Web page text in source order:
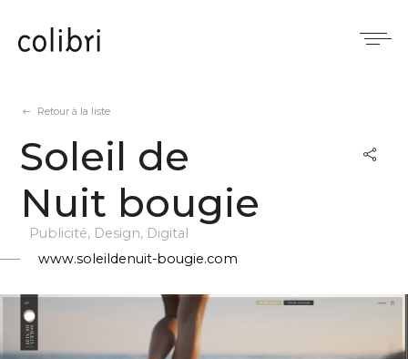
Retour à la liste
Soleil de
Nuit bougie
Publicité, Design, Digital
www.soleildenuit-bougie.com